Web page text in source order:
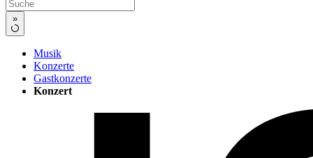
»
Musik
Konzerte
Gastkonzerte
Konzert